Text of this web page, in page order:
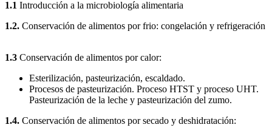
1.1 Introducción a la microbiología alimentaria
1.2. Conservación de alimentos por frio: congelación y refrigeración
1.3 Conservación de alimentos por calor:
Esterilización, pasteurización, escaldado.
Procesos de pasteurización. Proceso HTST y proceso UHT.
Pasteurización de la leche y pasteurización del zumo.
1.4. Conservación de alimentos por secado y deshidratación: